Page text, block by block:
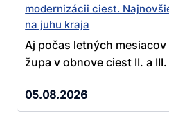
modernizácii ciest.
na juhu kraja
Aj počas letných
župa v obnove ciest II. a
05.08.2026